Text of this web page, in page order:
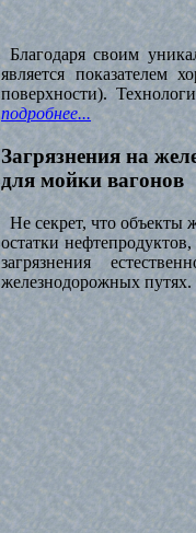
Благодаря своим
является показателем
поверхности).
подробнее...
Загрязнения на
для мойки вагонов
Не секрет, что объекты
остатки нефтепродуктов,
загрязнения
железнодорожных путях.